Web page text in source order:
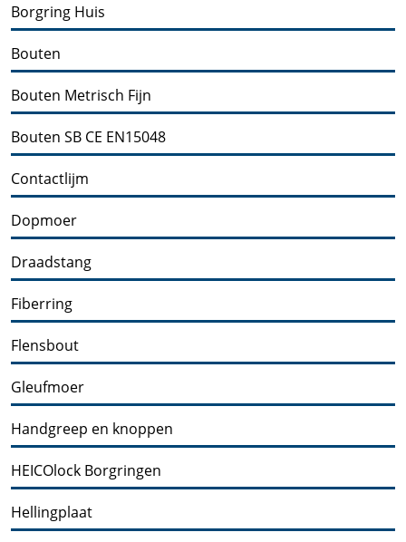
Borgring Huis
Bouten
Bouten Metrisch Fijn
Bouten SB CE EN15048
Contactlijm
Dopmoer
Draadstang
Fiberring
Flensbout
Gleufmoer
Handgreep en knoppen
HEICOlock Borgringen
Hellingplaat